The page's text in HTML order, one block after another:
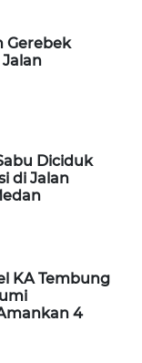
Gerebek
Diciduk
di Jalan
KA Tembung
4